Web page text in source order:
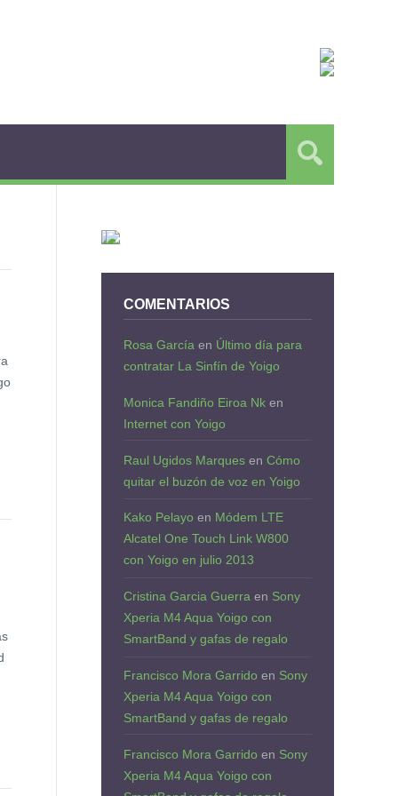
COMENTARIOS
Rosa García en Último día para
contratar La Sinfín de Yoigo
Monica Fandiño Eiroa Nk en
Internet con Yoigo
Raul Ugidos Marques en Cómo
quitar el buzón de voz en Yoigo
Kako Pelayo en Módem LTE
Alcatel One Touch Link W800
con Yoigo en julio 2013
Cristina Garcia Guerra en Sony
Xperia M4 Aqua Yoigo con
SmartBand y gafas de regalo
Francisco Mora Garrido en Sony
Xperia M4 Aqua Yoigo con
SmartBand y gafas de regalo
Francisco Mora Garrido en Sony
Xperia M4 Aqua Yoigo con